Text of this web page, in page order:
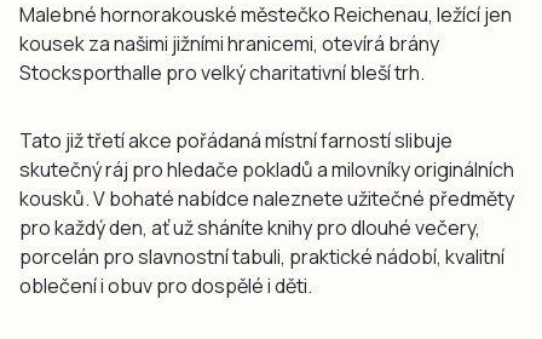
Malebné hornorakouské městečko Reichenau, ležící jen
kousek za našimi jižními hranicemi, otevírá brány
Stocksporthalle pro velký charitativní bleší trh.
Tato již třetí akce pořádaná místní farností slibuje
skutečný ráj pro hledače pokladů a milovníky originálních
kousků. V bohaté nabídce naleznete užitečné předměty
pro každý den, ať už sháníte knihy pro dlouhé večery,
porcelán pro slavnostní tabuli, praktické nádobí, kvalitní
oblečení i obuv pro dospělé i děti.